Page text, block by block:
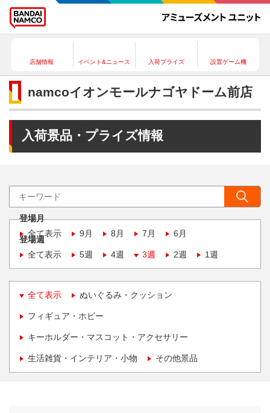
店舗情報 イベント&ニュース 入荷プライズ 設置ゲーム機
namcoイオンモールナゴヤドーム前店
入荷景品・プライズ情報
登場月
全て表示
9月 8月 7月 6月
登場週
全て表示
5週 4週 3週 2週 1週
全て表示 ぬいぐるみ・クッション
フィギュア・ホビー
キーホルダー・マスコット・アクセサリー
生活雑貨・インテリア・小物 その他景品